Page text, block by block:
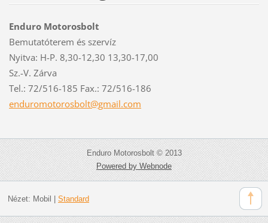
Enduro Motorosbolt
Bemutatóterem és szervíz
Nyitva: H-P. 8,30-12,30 13,30-17,00
Sz.-V. Zárva
Tel.: 72/516-185 Fax.: 72/516-186
enduromotorosbolt@gmail.com
Enduro Motorosbolt © 2013
Powered by Webnode
Nézet: Mobil Standard